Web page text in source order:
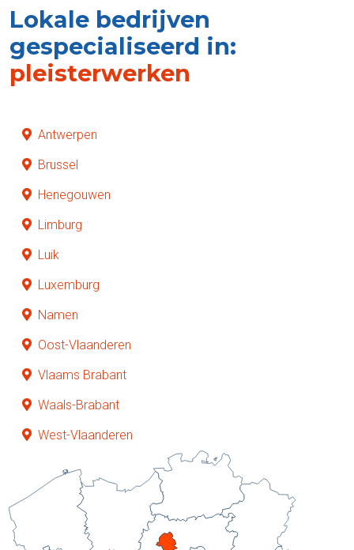
Lokale bedrijven
gespecialiseerd in:
pleisterwerken
Antwerpen
Brussel
Henegouwen
Limburg
Luik
Luxemburg
Namen
Oost-Vlaanderen
Vlaams Brabant
Waals-Brabant
West-Vlaanderen